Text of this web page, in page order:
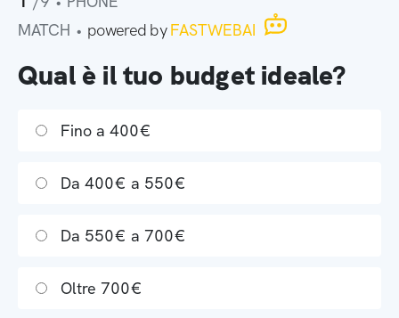
MATCH • powered byFASTWEBAI
Qual è il tuo budget ideale?
Fino a 400€
Da 400€ a 550€
Da 550€ a 700€
Oltre 700€